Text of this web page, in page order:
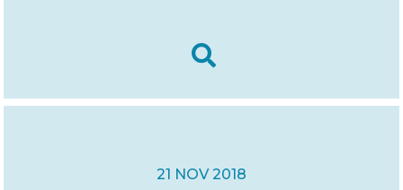
21 NOV 2018